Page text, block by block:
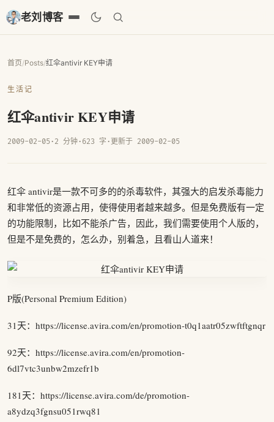
老刘博客
首页/Posts/红伞antivir KEY申请
生活记
红伞antivir KEY申请
2009-02-05· 2 分钟· 623 字 · 更新于 2009-02-05
红伞 antivir是一款不可多的的杀毒软件，其强大的启发杀毒能力
和非常低的资源占用，使得使用者越来越多。但是免费版有一定
的功能限制，比如不能杀广告，因此，我们需要使用个人版的，
但是不是免费的，怎么办，别着急，且看山人道来！
P版(Personal Premium Edition)
31天：https://license.avira.com/en/promotion-t0q1aatr05zwftftgnqr
92天：https://license.avira.com/en/promotion-
6dl7vtc3unbw2mzefr1b
181天：https://license.avira.com/de/promotion-
a8ydzq3fgnsu051rwq81